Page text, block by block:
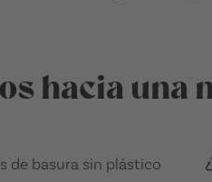
hacia una
de basura sin plástico